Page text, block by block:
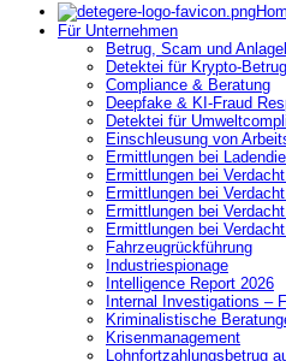
Für Unternehmen
Betrug, Scam und
Detektei für Krypto-Betrug
Compliance & Beratung
Deepfake & KI-Fraud
Detektei für
Einschleusung von
Ermittlungen bei
Ermittlungen bei
Ermittlungen bei
Ermittlungen bei
Ermittlungen bei
Fahrzeugrückführung
Industriespionage
Intelligence Report 2026
Internal Investigations –
Kriminalistische
Krisenmanagement
Lohnfortzahlungsbetrug